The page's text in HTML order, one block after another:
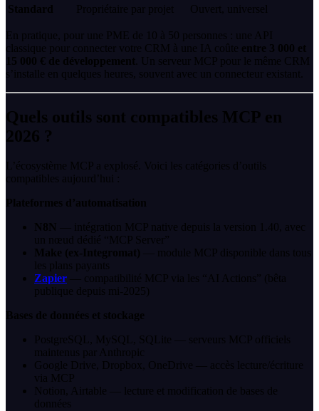
Standard
Propriétaire par projet Ouvert, universel
En pratique, pour une PME de 10 à 50 personnes : une API
classique pour connecter votre CRM à une IA coûte entre 3 000 et
15 000 € de développement . Un serveur MCP pour le même CRM
s’installe en quelques heures, souvent avec un connecteur existant.
Quels outils sont compatibles MCP en
2026 ?
L’écosystème MCP a explosé. Voici les catégories d’outils
compatibles aujourd’hui :
Plateformes d’automatisation
N8N
— intégration MCP native depuis la version 1.40, avec
un nœud dédié “MCP Server”
Make (ex-Integromat) — module MCP disponible dans tous
les plans payants
Zapier — compatibilité MCP via les “AI Actions” (bêta
publique depuis mi-2025)
Bases de données et stockage
PostgreSQL, MySQL, SQLite — serveurs MCP officiels
maintenus par Anthropic
Google Drive, Dropbox, OneDrive — accès lecture/écriture
via MCP
Notion, Airtable — lecture et modification de bases de
données